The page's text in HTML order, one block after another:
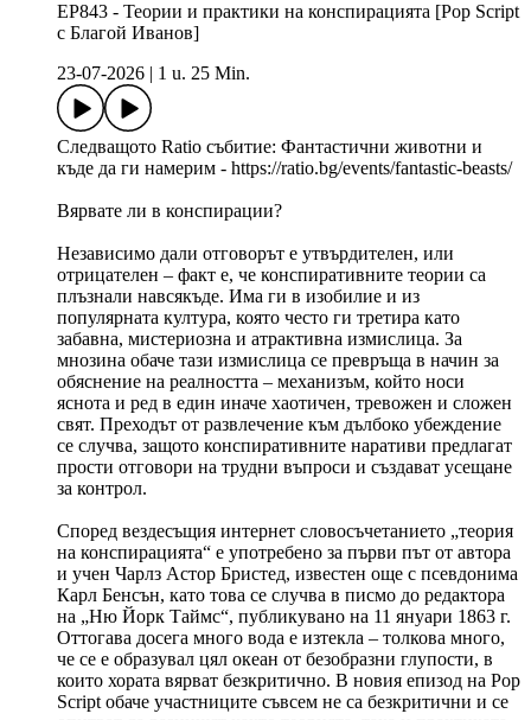
EP843 - Теории и практики на конспирацията [Pop Script
c Благой Иванов]
23-07-2026
1 u. 25 Min.
Следващото Ratio събитие: Фантастични животни и
къде да ги намерим - https://ratio.bg/events/fantastic-beasts/
Вярвате ли в конспирации?
Независимо дали отговорът е утвърдителен, или
отрицателен – факт е, че конспиративните теории са
плъзнали навсякъде. Има ги в изобилие и из
популярната култура, която често ги третира като
забавна, мистериозна и атрактивна измислица. За
мнозина обаче тази измислица се превръща в начин за
обяснение на реалността – механизъм, който носи
яснота и ред в един иначе хаотичен, тревожен и сложен
свят. Преходът от развлечение към дълбоко убеждение
се случва, защото конспиративните наративи предлагат
прости отговори на трудни въпроси и създават усещане
за контрол.
Според вездесъщия интернет словосъчетанието „теория
на конспирацията“ е употребено за първи път от автора
и учен Чарлз Астор Бристед, известен още с псевдонима
Карл Бенсън, като това се случва в писмо до редактора
на „Ню Йорк Таймс“, публикувано на 11 януари 1863 г.
Оттогава досега много вода е изтекла – толкова много,
че се е образувал цял океан от безобразни глупости, в
които хората вярват безкритично. В новия епизод на Pop
Script обаче участниците съвсем не са безкритични и се